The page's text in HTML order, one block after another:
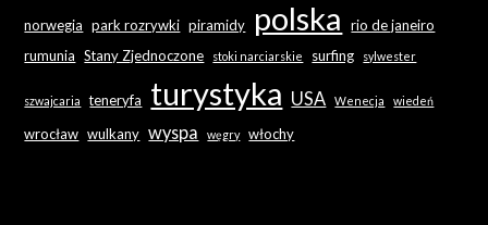
norwegia park rozrywki piramidy polska
rio de janeiro
rumunia Stany Zjednoczone stoki narciarskie surfing sylwester
szwajcaria teneryfa turystyka USA Wenecja wiedeń
wrocław wulkany wyspa węgry włochy